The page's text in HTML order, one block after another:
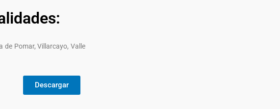
de Pomar, Villarcayo, Valle
Descargar